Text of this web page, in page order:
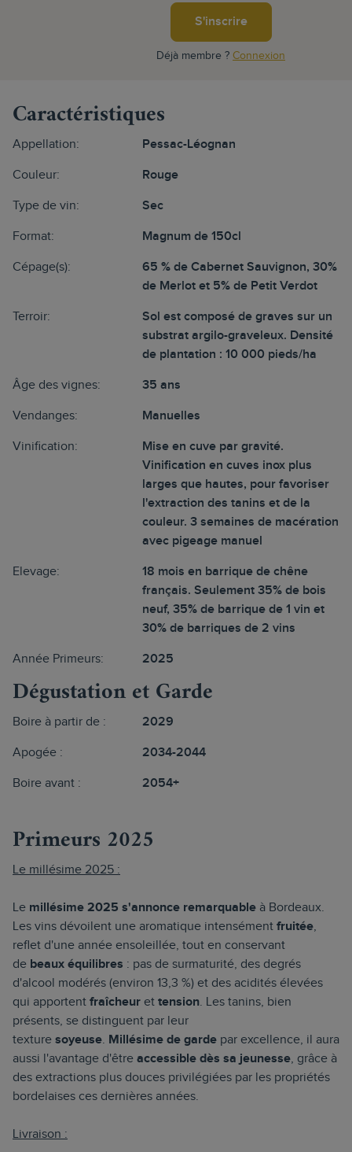
S'inscrire
Déjà membre ? Connexion
Caractéristiques
Appellation: Pessac-Léognan
Couleur: Rouge
Type de vin: Sec
Format: Magnum de 150cl
Cépage(s):
65 % de Cabernet Sauvignon, 30%
de Merlot et 5% de Petit Verdot
Terroir:
Sol est composé de graves sur un
substrat argilo-graveleux. Densité
de plantation : 10 000 pieds/ha
Âge des vignes: 35 ans
Vendanges: Manuelles
Vinification:
Mise en cuve par gravité.
Vinification en cuves inox plus
larges que hautes, pour favoriser
l'extraction des tanins et de la
couleur. 3 semaines de macération
avec pigeage manuel
Elevage:
18 mois en barrique de chêne
français. Seulement 35% de bois
neuf, 35% de barrique de 1 vin et
30% de barriques de 2 vins
Année Primeurs: 2025
Dégustation et Garde
Boire à partir de : 2029
Apogée : 2034-2044
Boire avant : 2054+
Primeurs 2025
Le millésime 2025 :
Le millésime 2025 s'annonce remarquable à Bordeaux.
Les vins dévoilent une aromatique intensément fruitée,
reflet d'une année ensoleillée, tout en conservant
de beaux équilibres : pas de surmaturité, des degrés
d'alcool modérés (environ 13,3 %) et des acidités élevées
qui apportent fraîcheur et tension. Les tanins, bien
présents, se distinguent par leur
texture soyeuse. Millésime de garde par excellence, il aura
aussi l'avantage d'être accessible dès sa jeunesse, grâce à
des extractions plus douces privilégiées par les propriétés
bordelaises ces dernières années.
Livraison :